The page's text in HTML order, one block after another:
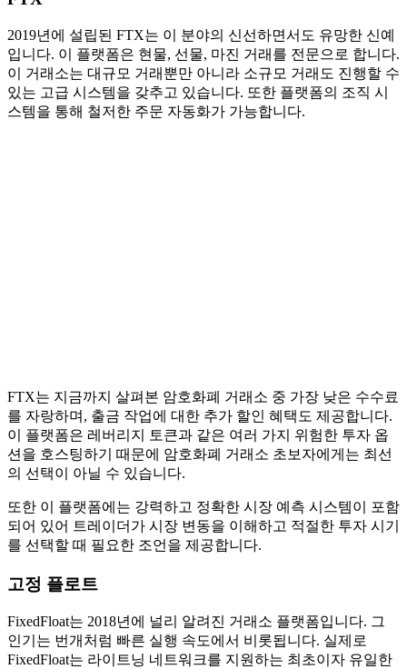
2019년에 설립된 FTX는 이 분야의 신선하면서도 유망한 신예
입니다. 이 플랫폼은 현물, 선물, 마진 거래를 전문으로 합니다.
이 거래소는 대규모 거래뿐만 아니라 소규모 거래도 진행할 수
있는 고급 시스템을 갖추고 있습니다. 또한 플랫폼의 조직 시
스템을 통해 철저한 주문 자동화가 가능합니다.
FTX는 지금까지 살펴본 암호화폐 거래소 중 가장 낮은 수수료
를 자랑하며, 출금 작업에 대한 추가 할인 혜택도 제공합니다.
이 플랫폼은 레버리지 토큰과 같은 여러 가지 위험한 투자 옵
션을 호스팅하기 때문에 암호화폐 거래소 초보자에게는 최선
의 선택이 아닐 수 있습니다.
또한 이 플랫폼에는 강력하고 정확한 시장 예측 시스템이 포함
되어 있어 트레이더가 시장 변동을 이해하고 적절한 투자 시기
를 선택할 때 필요한 조언을 제공합니다.
고정 플로트
FixedFloat는 2018년에 널리 알려진 거래소 플랫폼입니다. 그
인기는 번개처럼 빠른 실행 속도에서 비롯됩니다. 실제로
FixedFloat는 라이트닝 네트워크를 지원하는 최초이자 유일한